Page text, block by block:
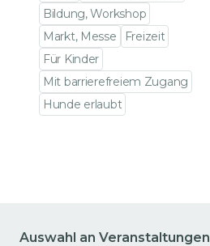
Bildung, Workshop
Markt, Messe
Freizeit
Für Kinder
Mit barrierefreiem Zugang
Hunde erlaubt
Auswahl an Veranstaltungen